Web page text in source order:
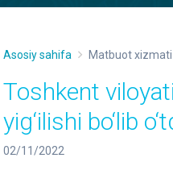
Asosiy sahifa Matbuot xizmati
Toshkent
yig‘ilishi bo‘lib
02/11/2022